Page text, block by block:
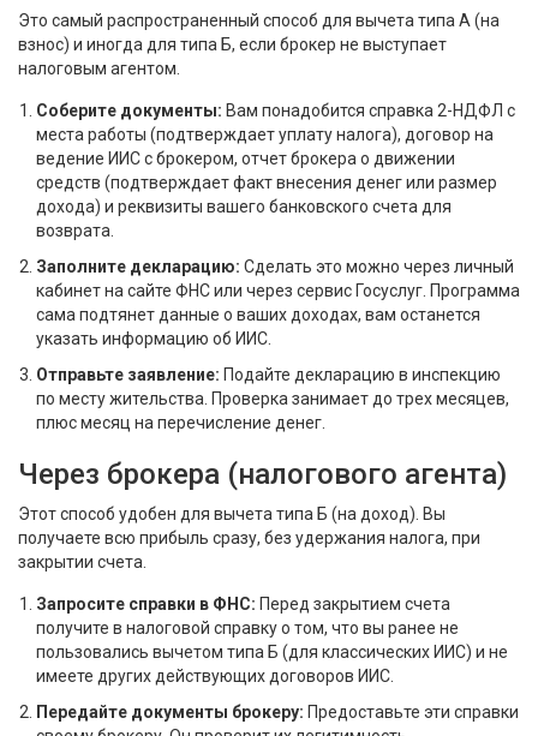
Это самый распространенный способ для вычета типа А (на
взнос) и иногда для типа Б, если брокер не выступает
налоговым агентом.
Соберите документы: Вам понадобится справка 2-НДФЛ с
места работы (подтверждает уплату налога), договор на
ведение ИИС с брокером, отчет брокера о движении
средств (подтверждает факт внесения денег или размер
дохода) и реквизиты вашего банковского счета для
возврата.
Заполните декларацию: Сделать это можно через личный
кабинет на сайте ФНС или через сервис Госуслуг. Программа
сама подтянет данные о ваших доходах, вам останется
указать информацию об ИИС.
Отправьте заявление: Подайте декларацию в инспекцию
по месту жительства. Проверка занимает до трех месяцев,
плюс месяц на перечисление денег.
Через брокера (налогового агента)
Этот способ удобен для вычета типа Б (на доход). Вы
получаете всю прибыль сразу, без удержания налога, при
закрытии счета.
Запросите справки в ФНС: Перед закрытием счета
получите в налоговой справку о том, что вы ранее не
пользовались вычетом типа Б (для классических ИИС) и не
имеете других действующих договоров ИИС.
Передайте документы брокеру: Предоставьте эти справки